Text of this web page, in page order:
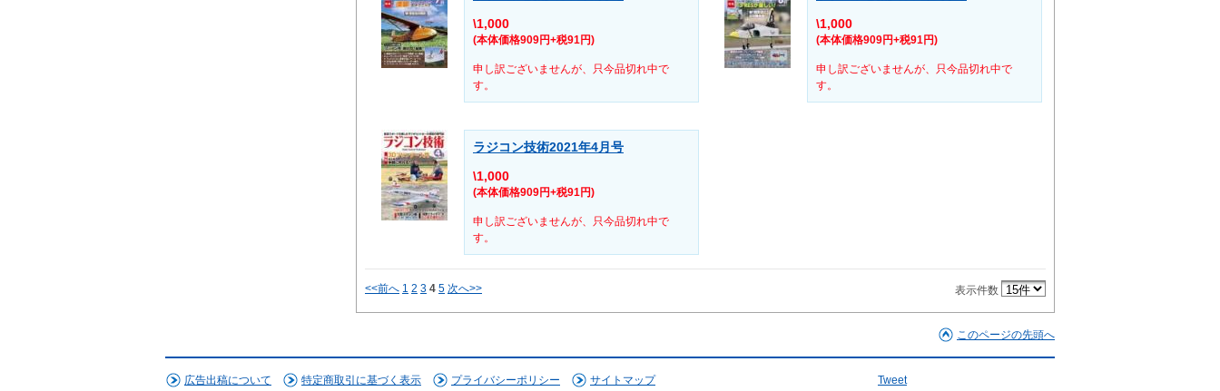
\1,000
(本体価格909円+税91円)
申し訳ございませんが、只今品切れ中で
す。
\1,000
(本体価格909円+税91円)
申し訳ございませんが、只今品切れ中で
す。
ラジコン技術2021年4月号
\1,000
(本体価格909円+税91円)
申し訳ございませんが、只今品切れ中で
す。
<<前へ 1 2 3 4 5 次へ>> 表示件数
このページの先頭へ
広告出稿について 特定商取引に基づく表示 プライバシーポリシー サイトマップ Tweet